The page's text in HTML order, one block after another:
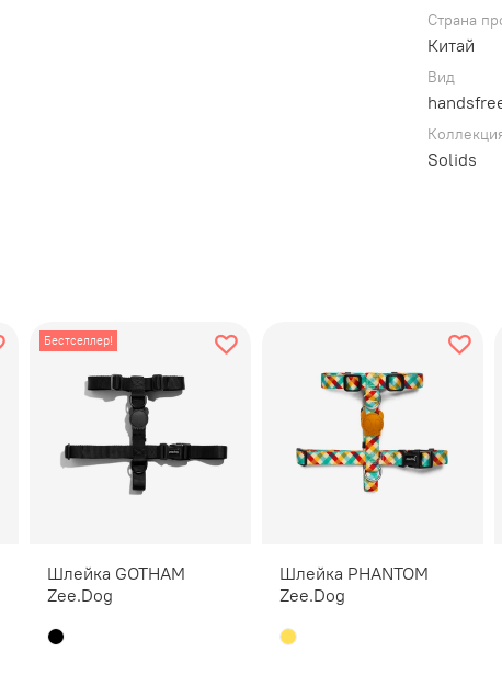
Канат
троса, и
поводка
Страна
Китай
Вид
Solids
Бестселлер!
Шлейка GOTHAM
Zee.Dog
Шлейка PHANTOM
Zee.Dog